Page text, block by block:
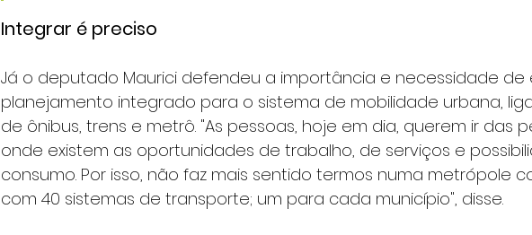
Integrar é preciso
Já o deputado Maurici defendeu a importância e necessidade de
planejamento integrado para o sistema de mobilidade urbana,
de ônibus, trens e metrô. "As pessoas, hoje em dia, querem ir das
onde existem as oportunidades de trabalho, de serviços e
consumo. Por isso, não faz mais sentido termos numa metrópole
com 40 sistemas de transporte; um para cada município", disse.